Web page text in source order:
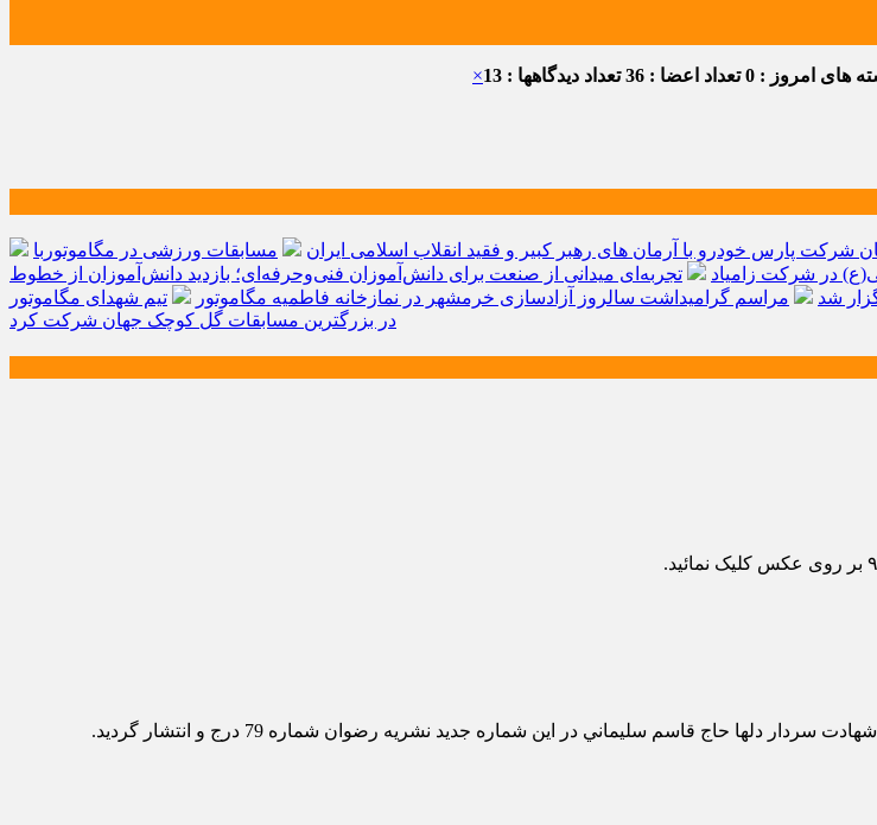
های امروز : 0 تعداد اعضا : 36 تعداد دیدگاهها : 13 ×
شرکت پارس خودرو با آرمان های رهبر کبیر و فقید انقلاب اسلامی ایران
مسابقات ورزشی در مگاموتوربا
در شرکت زامیاد
تجربه‌ای میدانی از صنعت برای دانش‌آموزان فنی‌وحرفه‌ای؛ بازدید دانش‌آموزان از خطوط
شد مراسم گرامیداشت سالروز آزادسازی خرمشهر در نمازخانه فاطمیه مگاموتور
تیم شهدای مگاموتور
در بزرگترین مسابقات گل کوچک جهان شرکت کرد
حاج قاسم سليماني در اين شماره جديد نشريه رضوان شماره 79 درج و انتشار گرديد.